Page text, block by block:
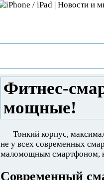
Фитнес-
мощные!
Тонкий корпус,
не у всех современных
маломощным смартфоном,
Современный